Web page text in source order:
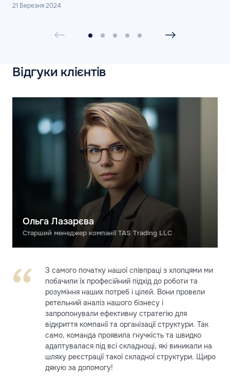
21 Березня 2024
Відгуки клієнтів
Ольга Лазарєва
Старший менеджер компанії TAS Trading LLC
З самого початку нашої співпраці з хлопцями ми
побачили їх професійний підхід до роботи та
розуміння наших потреб і цілей. Вони провели
ретельний аналіз нашого бізнесу і
запропонували ефективну стратегію для
відкриття компанії та організації структури. Так
само, команда проявила гнучкість та швидко
адаптувалася під всі складнощі, які виникали на
шляху реєстрації такої складної структури. Щиро
дякую за допомогу!